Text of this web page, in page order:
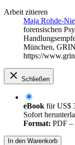
Arbeit zitieren
Maja Rohde-
forensischen
München,
https://
Schließen
eBook fürUS$
Sofort
Format: PDF –
In den Warenkorb